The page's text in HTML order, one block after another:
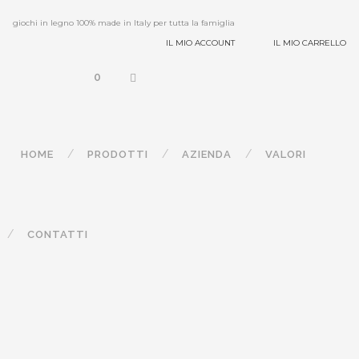
giochi in legno 100% made in Italy per tutta la famiglia
IL MIO ACCOUNT
IL MIO CARRELLO
0
HOME PRODOTTI AZIENDA VALORI
CONTATTI